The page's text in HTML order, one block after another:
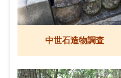
中世石造物調査